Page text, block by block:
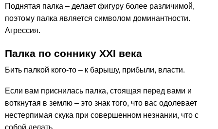
Поднятая палка – делает фигуру более различимой,
поэтому палка является символом доминантности.
Агрессия.
Палка по соннику ХХІ века
Бить палкой кого-то – к барышу, прибыли, власти.
Если вам приснилась палка, стоящая перед вами и
воткнутая в землю – это знак того, что вас одолевает
нестерпимая скука при совершенном незнании, что с